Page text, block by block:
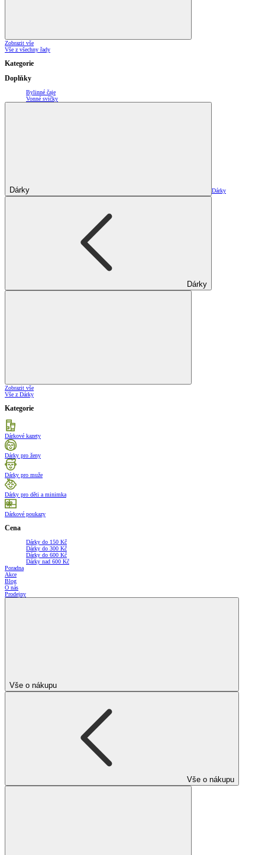
Zobrazit vše
Vše z všechny řady
Kategorie
Doplňky
Bylinné čaje
Vonné svíčky
Dárky Dárky
Dárky
Zobrazit vše
Vše z Dárky
Kategorie
Dárkové kazety
Dárky pro ženy
Dárky pro muže
Dárky pro děti a minimka
Dárkové poukazy
Cena
Dárky do 150 Kč
Dárky do 300 Kč
Dárky do 600 Kč
Dárky nad 600 Kč
Poradna
Akce
Blog
O nás
Prodejny
Vše o nákupu
Vše o nákupu